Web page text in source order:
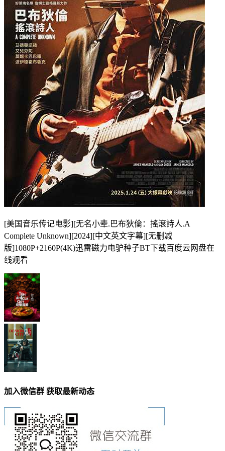
[美国音乐传记电影][无名小辈.巴布狄倫：搖滾詩人.A
Complete Unknown][2024][中文英文字幕][无删减
版]1080P+2160P(4K)迅雷磁力电驴种子BT下载百度云网盘在
线观看
加入微信群 获取最新动态